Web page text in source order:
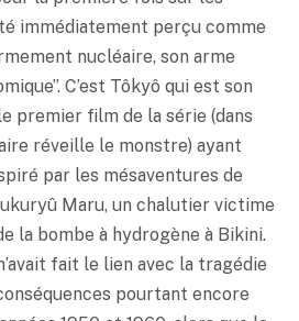
immédiatement perçu comme
nucléaire, son arme
C’est Tôkyô qui est son
premier film de la série (dans
réveille le monstre) ayant
par les mésaventures de
Maru, un chalutier victime
la bombe à hydrogène à Bikini.
fait le lien avec la tragédie
pourtant encore